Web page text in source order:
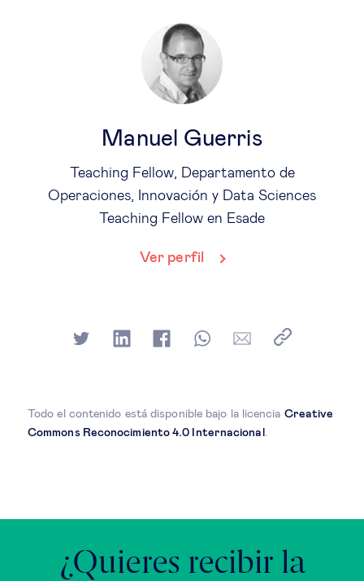
Manuel Guerris
Teaching Fellow, Departamento de
Operaciones, Innovación y Data Sciences
Teaching Fellow en Esade
Ver perfil
Todo el contenido está disponible bajo la licencia Creative
Commons Reconocimiento 4.0 Internacional .
¿Quieres recibir la